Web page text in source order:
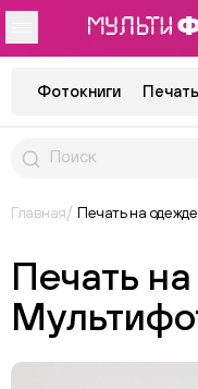
Фотокниги
Главная Печать на одежде
Печать